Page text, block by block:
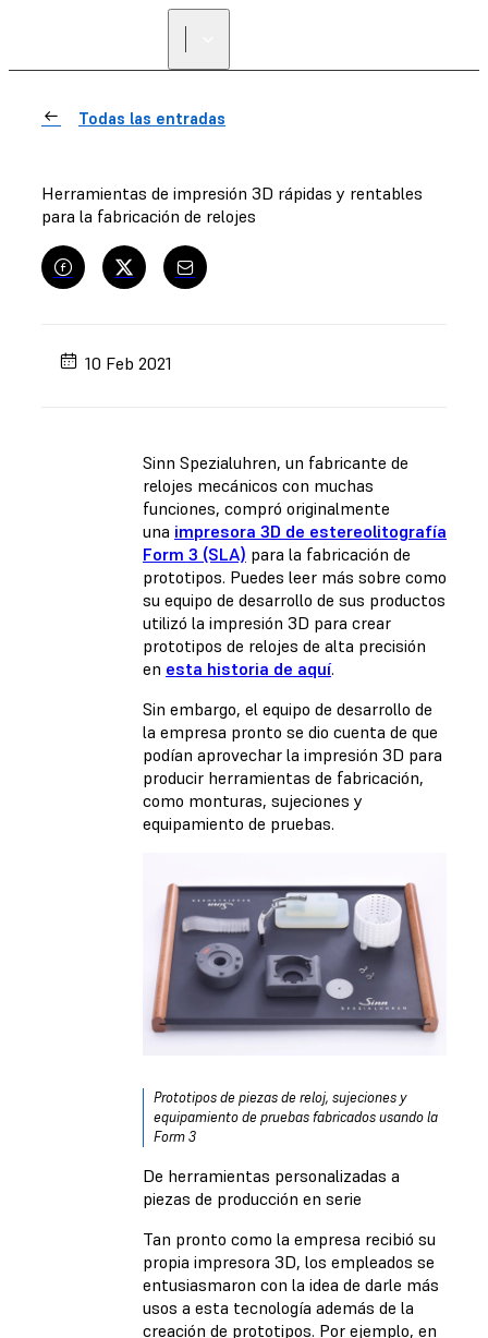
Todas las entradas
Herramientas de impresión 3D rápidas y rentables
para la fabricación de relojes
10 Feb 2021
Sinn Spezialuhren, un fabricante de
relojes mecánicos con muchas
funciones, compró originalmente
una impresora 3D de estereolitografía
Form 3 (SLA) para la fabricación de
prototipos. Puedes leer más sobre como
su equipo de desarrollo de sus productos
utilizó la impresión 3D para crear
prototipos de relojes de alta precisión
en esta historia de aquí.
Sin embargo, el equipo de desarrollo de
la empresa pronto se dio cuenta de que
podían aprovechar la impresión 3D para
producir herramientas de fabricación,
como monturas, sujeciones y
equipamiento de pruebas.
Prototipos de piezas de reloj, sujeciones y
equipamiento de pruebas fabricados usando la
Form 3
De herramientas personalizadas a
piezas de producción en serie
Tan pronto como la empresa recibió su
propia impresora 3D, los empleados se
entusiasmaron con la idea de darle más
usos a esta tecnología además de la
creación de prototipos. Por ejemplo, en